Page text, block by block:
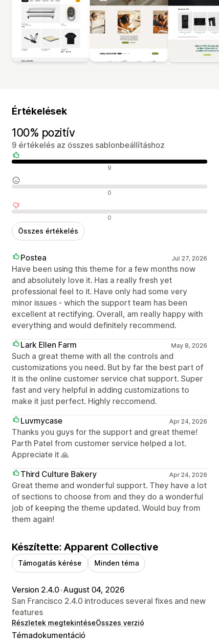
Értékelések
100% pozitív
9 értékelés az összes sablonbeállításhoz
Pozitív értékelések 9
Semleges értékelések 0
Negatív értékelések 0
Összes értékelés
Postea Jul 27, 2026
Have been using this theme for a few months now
and absolutely love it. Has a really fresh yet
professional feel to it. Have only had some very
minor issues - which the support team has been
excellent at rectifying. Overall, am really happy with
everything and would definitely recommend.
Lark Ellen Farm
May 8, 2026
Such a great theme with all the controls and
customizations you need. But by far the best part of
it is the online customer service chat support. Super
fast and very helpful in adding customizations to
make it just perfect. Highly reccomend.
Luvmycase
Apr 24, 2026
Thanks you guys for the support and great theme!
Parth Patel from customer service helped a lot.
Appreciate it 🙏
Third Culture Bakery
Apr 24, 2026
Great theme and wonderful support. They have a lot
of sections to choose from and they do a wonderful
job of keeping the theme updated. Would buy from
them again!
Készítette: Apparent Collective
Támogatás kérése Minden téma
Version 2.4.0•August 04, 2026
San Francisco 2.4.0 introduces several fixes and new
features
Részletek megtekintéseÖsszes verzió
Témadokumentáció